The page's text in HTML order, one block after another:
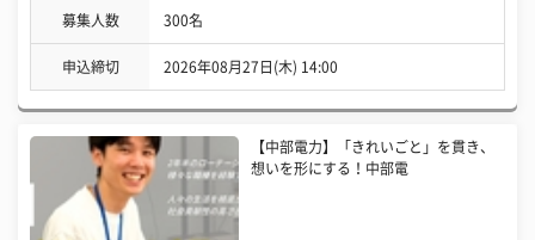
募集人数 300名
申込締切 2026年08月27日(木) 14:00
【中部電力】「きれいごと」を貫き、
想いを形にする！中部電